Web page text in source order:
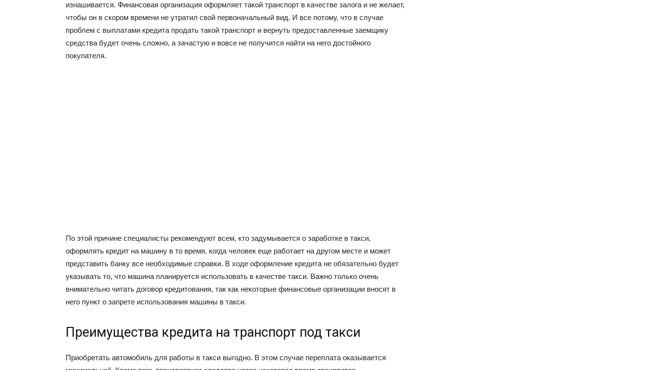
изнашивается. Финансовая организация оформляет такой транспорт в качестве залога и не желает,
чтобы он в скором времени не утратил свой первоначальный вид. И все потому, что в случае
проблем с выплатами кредита продать такой транспорт и вернуть предоставленные заемщику
средства будет очень сложно, а зачастую и вовсе не получится найти на него достойного
покупателя.
По этой причине специалисты рекомендуют всем, кто задумывается о заработке в такси,
оформлять кредит на машину в то время, когда человек еще работает на другом месте и может
представить банку все необходимые справки. В ходе оформление кредита не обязательно будет
указывать то, что машина планируется использовать в качестве такси. Важно только очень
внимательно читать договор кредитования, так как некоторые финансовые организации вносят в
него пункт о запрете использования машины в такси.
Преимущества кредита на транспорт под такси
Приобретать автомобиль для работы в такси выгодно. В этом случае переплата оказывается